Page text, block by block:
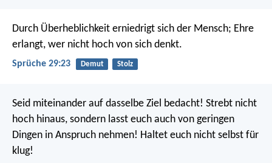
Durch Überheblichkeit erniedrigt sich der Mensch; Ehre
erlangt, wer nicht hoch von sich denkt.
Sprüche 29:23 Demut Stolz
Seid miteinander auf dasselbe Ziel bedacht! Strebt nicht
hoch hinaus, sondern lasst euch auch von geringen
Dingen in Anspruch nehmen! Haltet euch nicht selbst für
klug!